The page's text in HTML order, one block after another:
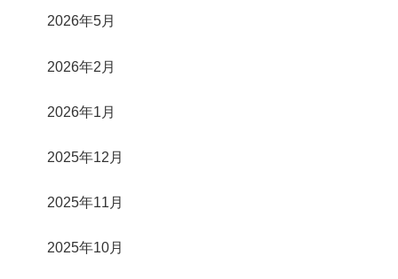
2026年5月
2026年2月
2026年1月
2025年12月
2025年11月
2025年10月